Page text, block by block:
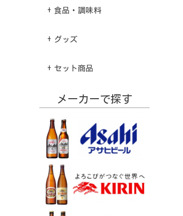
食品・調味料
グッズ
セット商品
メーカーで探す